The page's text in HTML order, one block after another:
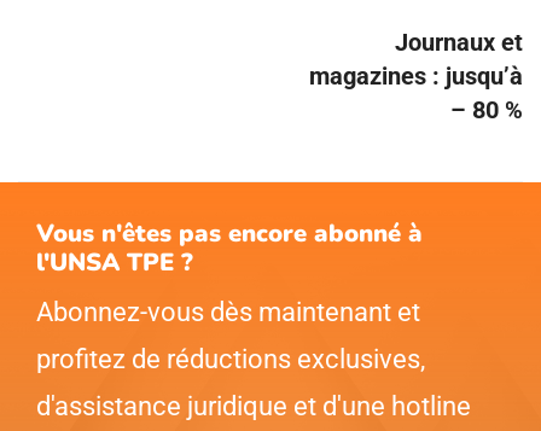
Vous n'êtes pas encore abonné à
l'UNSA TPE ?
Abonnez-vous dès maintenant et
profitez de réductions exclusives,
d'assistance juridique et d'une hotline
Journaux et
magazines : jusqu’à
– 80 %